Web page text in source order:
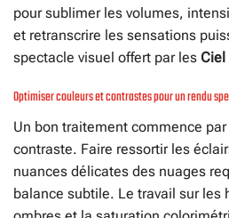
pour sublimer les volumes,
et retranscrire les sensations
spectacle visuel offert par les Ciel
Optimiser couleurs et contrastes pour un rendu
Un bon traitement commence
contraste. Faire ressortir les
nuances délicates des nuages
balance subtile. Le travail sur les